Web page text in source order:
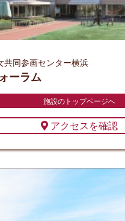
共同参画センター横浜
ーラム
施設のトップページへ
アクセスを確認